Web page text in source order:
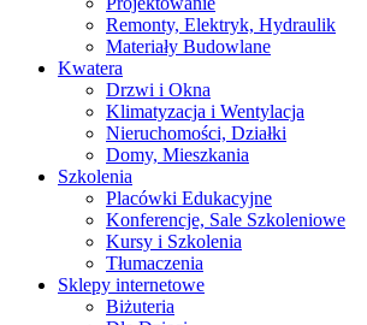
Remonty, Elektryk, Hydraulik
Materiały Budowlane
Kwatera
Drzwi i Okna
Klimatyzacja i Wentylacja
Nieruchomości, Działki
Domy, Mieszkania
Szkolenia
Placówki Edukacyjne
Konferencje, Sale Szkoleniowe
Kursy i Szkolenia
Tłumaczenia
Sklepy internetowe
Biżuteria